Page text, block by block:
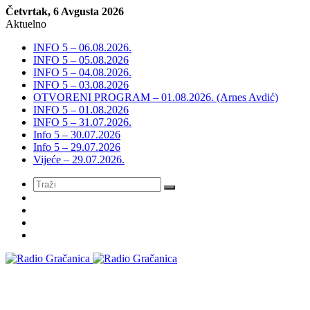
Četvrtak, 6 Avgusta 2026
Aktuelno
INFO 5 – 06.08.2026.
INFO 5 – 05.08.2026
INFO 5 – 04.08.2026.
INFO 5 – 03.08.2026
OTVORENI PROGRAM – 01.08.2026. (Arnes Avdić)
INFO 5 – 01.08.2026
INFO 5 – 31.07.2026.
Info 5 – 30.07.2026
Info 5 – 29.07.2026
Vijeće – 29.07.2026.
Meni